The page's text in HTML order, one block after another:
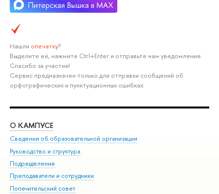
Нашли опечатку?
Выделите её, нажмите Ctrl+Enter и отправьте нам уведомление.
Спасибо за участие!
Сервис предназначен только для отправки сообщений об
орфографических и пунктуационных ошибках.
О КАМПУСЕ
Сведения об образовательной организации
Руководство и структура
Подразделения
Преподаватели и сотрудники
Попечительский совет